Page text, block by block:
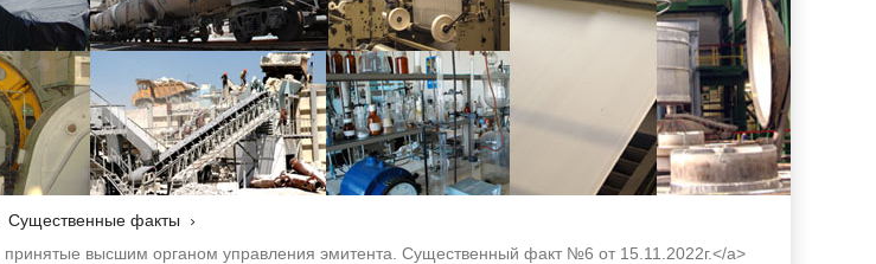
Существенные факты
высшим органом управления эмитента. Существенный факт №6 от 15.11.2022г.</a>